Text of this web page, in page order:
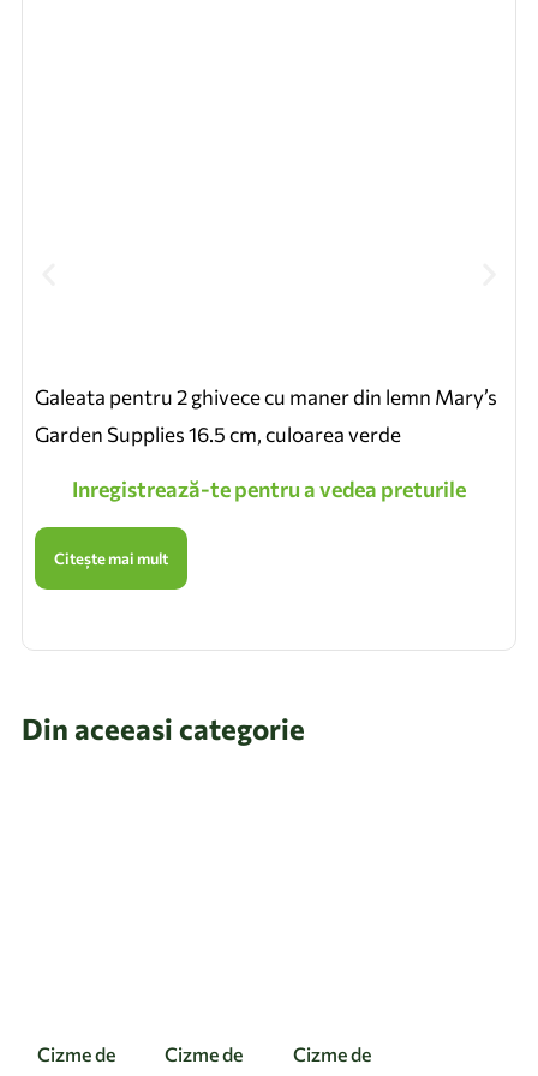
Galeata pentru 2 ghivece cu maner din lemn Mary’s
Garden Supplies 16.5 cm, culoarea verde
Inregistrează-te pentru a vedea preturile
Citește mai mult
Din aceeasi categorie
Cizme de
Cizme de
Cizme de